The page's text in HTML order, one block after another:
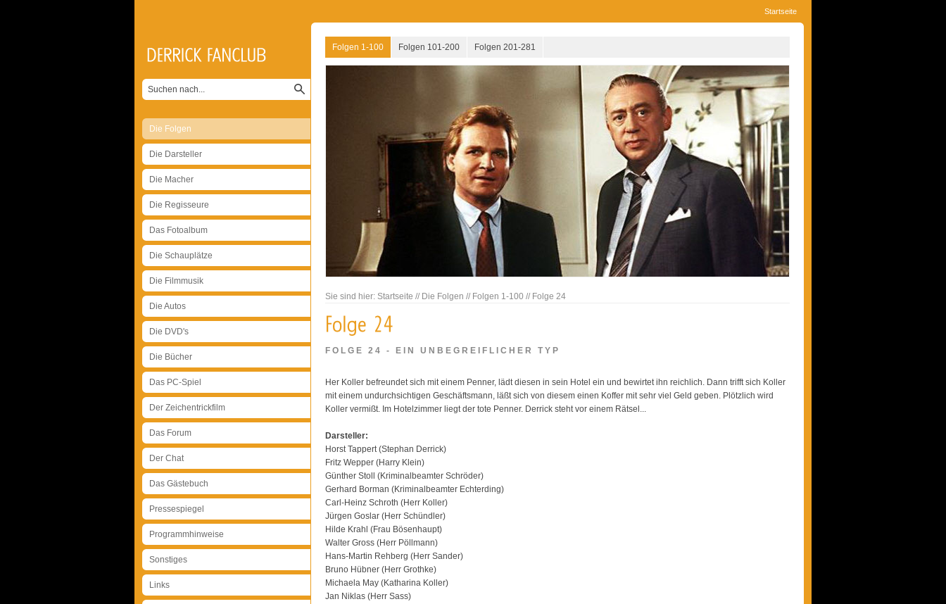
Startseite
Die Folgen
Die Darsteller
Die Macher
Die Regisseure
Das Fotoalbum
Die Schauplätze
Die Filmmusik
Die Autos
Die DVD's
Die Bücher
Das PC-Spiel
Der Zeichentrickfilm
Das Forum
Der Chat
Das Gästebuch
Pressespiegel
Programmhinweise
Sonstiges
Links
Folgen 1-100 Folgen 101-200 Folgen 201-281
Sie sind hier: Startseite // Die Folgen // Folgen 1-100 // Folge 24
FOLGE 24 - EIN UNBEGREIFLICHER TYP
Her Koller befreundet sich mit einem Penner, lädt diesen in sein Hotel ein und bewirtet ihn reichlich. Dann trifft sich Koller
mit einem undurchsichtigen Geschäftsmann, läßt sich von diesem einen Koffer mit sehr viel Geld geben. Plötzlich wird
Koller vermißt. Im Hotelzimmer liegt der tote Penner. Derrick steht vor einem Rätsel...
Darsteller:
Horst Tappert (Stephan Derrick)
Fritz Wepper (Harry Klein)
Günther Stoll (Kriminalbeamter Schröder)
Gerhard Borman (Kriminalbeamter Echterding)
Carl-Heinz Schroth (Herr Koller)
Jürgen Goslar (Herr Schündler)
Hilde Krahl (Frau Bösenhaupt)
Walter Gross (Herr Pöllmann)
Hans-Martin Rehberg (Herr Sander)
Bruno Hübner (Herr Grothke)
Michaela May (Katharina Koller)
Jan Niklas (Herr Sass)